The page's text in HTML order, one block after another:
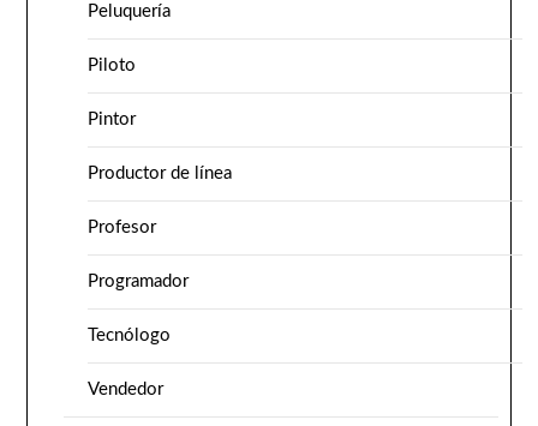
Peluquería
Piloto
Pintor
Productor de línea
Profesor
Programador
Tecnólogo
Vendedor